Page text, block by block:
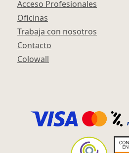
Acceso Profesionales
Oficinas
Trabaja con nosotros
Contacto
Colowall